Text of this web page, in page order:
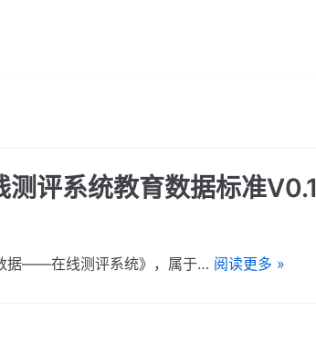
测评系统教育数据标准V0.1
据——在线测评系统》，属于… 阅读更多 »